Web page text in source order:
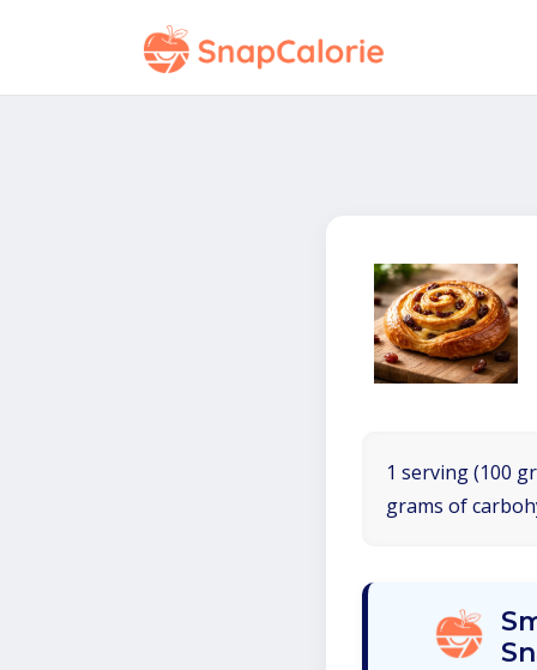
1 serving (100
grams of